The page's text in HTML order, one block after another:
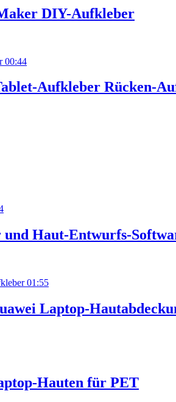
DIY-Aufkleber
00:44
Aufkleber Rücken-
und Haut-Entwurfs-
01:55
Laptop-
Hauten für PET